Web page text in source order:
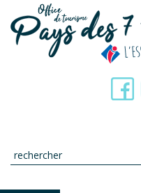
Panneau de gestion des cookies